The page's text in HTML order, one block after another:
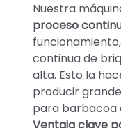
Nuestra
proceso
continua de
alta. Esto la
producir
para barbacoa